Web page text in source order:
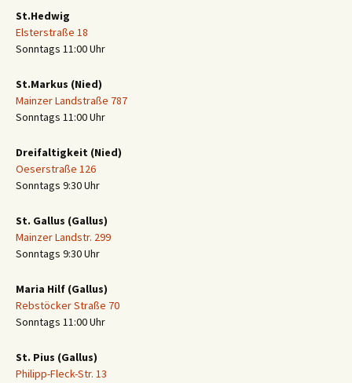
St.Hedwig
Elsterstraße 18
Sonntags 11:00 Uhr
St.Markus (Nied)
Mainzer Landstraße 787
Sonntags 11:00 Uhr
Dreifaltigkeit (Nied)
Oeserstraße 126
Sonntags 9:30 Uhr
St. Gallus (Gallus)
Mainzer Landstr. 299
Sonntags 9:30 Uhr
Maria Hilf (Gallus)
Rebstöcker Straße 70
Sonntags 11:00 Uhr
St. Pius (Gallus)
Philipp-Fleck-Str. 13